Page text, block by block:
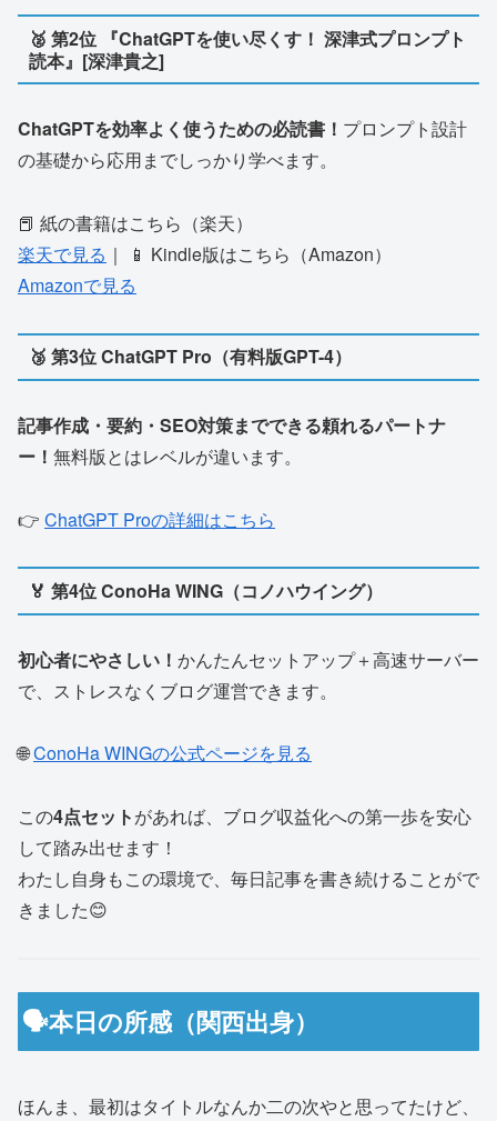
🥈 第2位 『ChatGPTを使い尽くす！ 深津式プロンプト
読本』[深津貴之]
ChatGPTを効率よく使うための必読書！ プロンプト設計
の基礎から応用までしっかり学べます。
📕 紙の書籍はこちら（楽天）
楽天で見る ｜ 📱 Kindle版はこちら（Amazon）
Amazonで見る
🥉 第3位 ChatGPT Pro（有料版GPT-4）
記事作成・要約・SEO対策までできる頼れるパートナ
ー！ 無料版とはレベルが違います。
👉 ChatGPT Proの詳細はこちら
🏅 第4位 ConoHa WING（コノハウイング）
初心者にやさしい！ かんたんセットアップ＋高速サーバー
で、ストレスなくブログ運営できます。
🌐ConoHa WINGの公式ページを見る
この4点セットがあれば、ブログ収益化への第一歩を安心
して踏み出せます！
わたし自身もこの環境で、毎日記事を書き続けることがで
きました😊
🗣本日の所感（関西出身）
ほんま、最初はタイトルなんか二の次やと思ってたけど、